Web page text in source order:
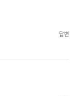
답변